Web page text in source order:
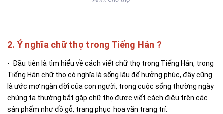
2. Ý nghĩa chữ thọ trong Tiếng Hán ?
- Đầu tiên là tìm hiểu về cách viết chữ thọ trong Tiếng Hán, trong
Tiếng Hán chữ thọ có nghĩa là sống lâu để hưởng phúc, đây cũng
là ước mơ ngàn đời của con người, trong cuộc sống thường ngày
chúng ta thường bắt gặp chữ thọ được viết cách điệu trên các
sản phẩm như đồ gỗ, trang phục, hoa văn trang trí.